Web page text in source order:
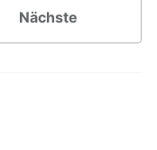
Nächste